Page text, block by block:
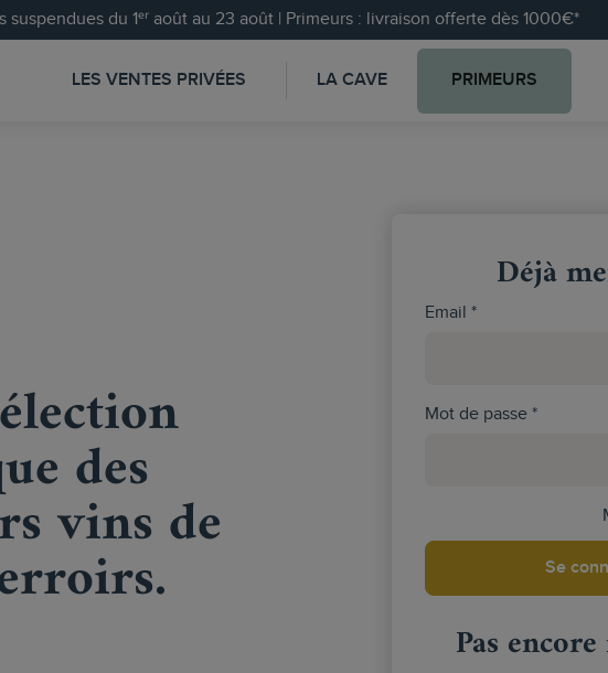
suspendues du 1ᵉʳ août au 23 août | Primeurs : livraison offerte dès 1000€*
LES VENTES PRIVÉES LA CAVE PRIMEURS
des
vins de
Déjà
Email
Mot de passe
Se
Pas